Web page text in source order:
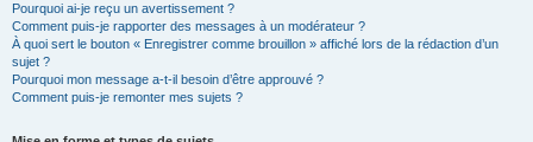
Pourquoi ai-je reçu un avertissement ?
Comment puis-je rapporter des messages à un modérateur ?
À quoi sert le bouton « Enregistrer comme brouillon » affiché lors de la rédaction d’un
sujet ?
Pourquoi mon message a-t-il besoin d’être approuvé ?
Comment puis-je remonter mes sujets ?